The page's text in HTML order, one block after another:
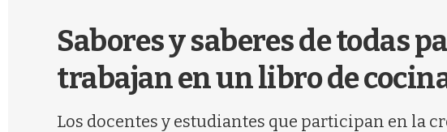
Sabores y saberes de todas
trabajan en un libro de
Los docentes y estudiantes que participan en la